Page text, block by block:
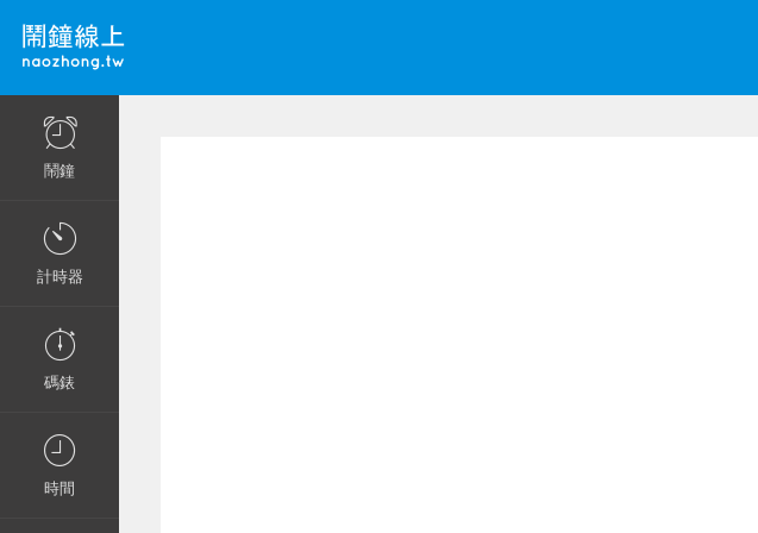
鬧鐘
計時器
碼錶
時間